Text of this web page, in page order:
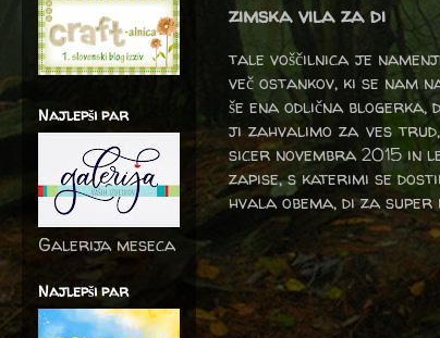
zimska vila za di
tale voščilnica je
več ostankov, ki se nam
še ena odlična
ji zahvalimo za ves
sicer novembra 2015 in
zapise, s katerimi se
hvala obema, di za
Najlepši par
Galerija meseca
Najlepši par